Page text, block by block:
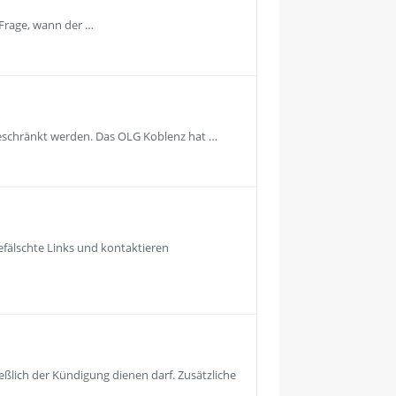
wann der …
werden. Das OLG Koblenz hat …
Links und kontaktieren
der Kündigung dienen darf. Zusätzliche